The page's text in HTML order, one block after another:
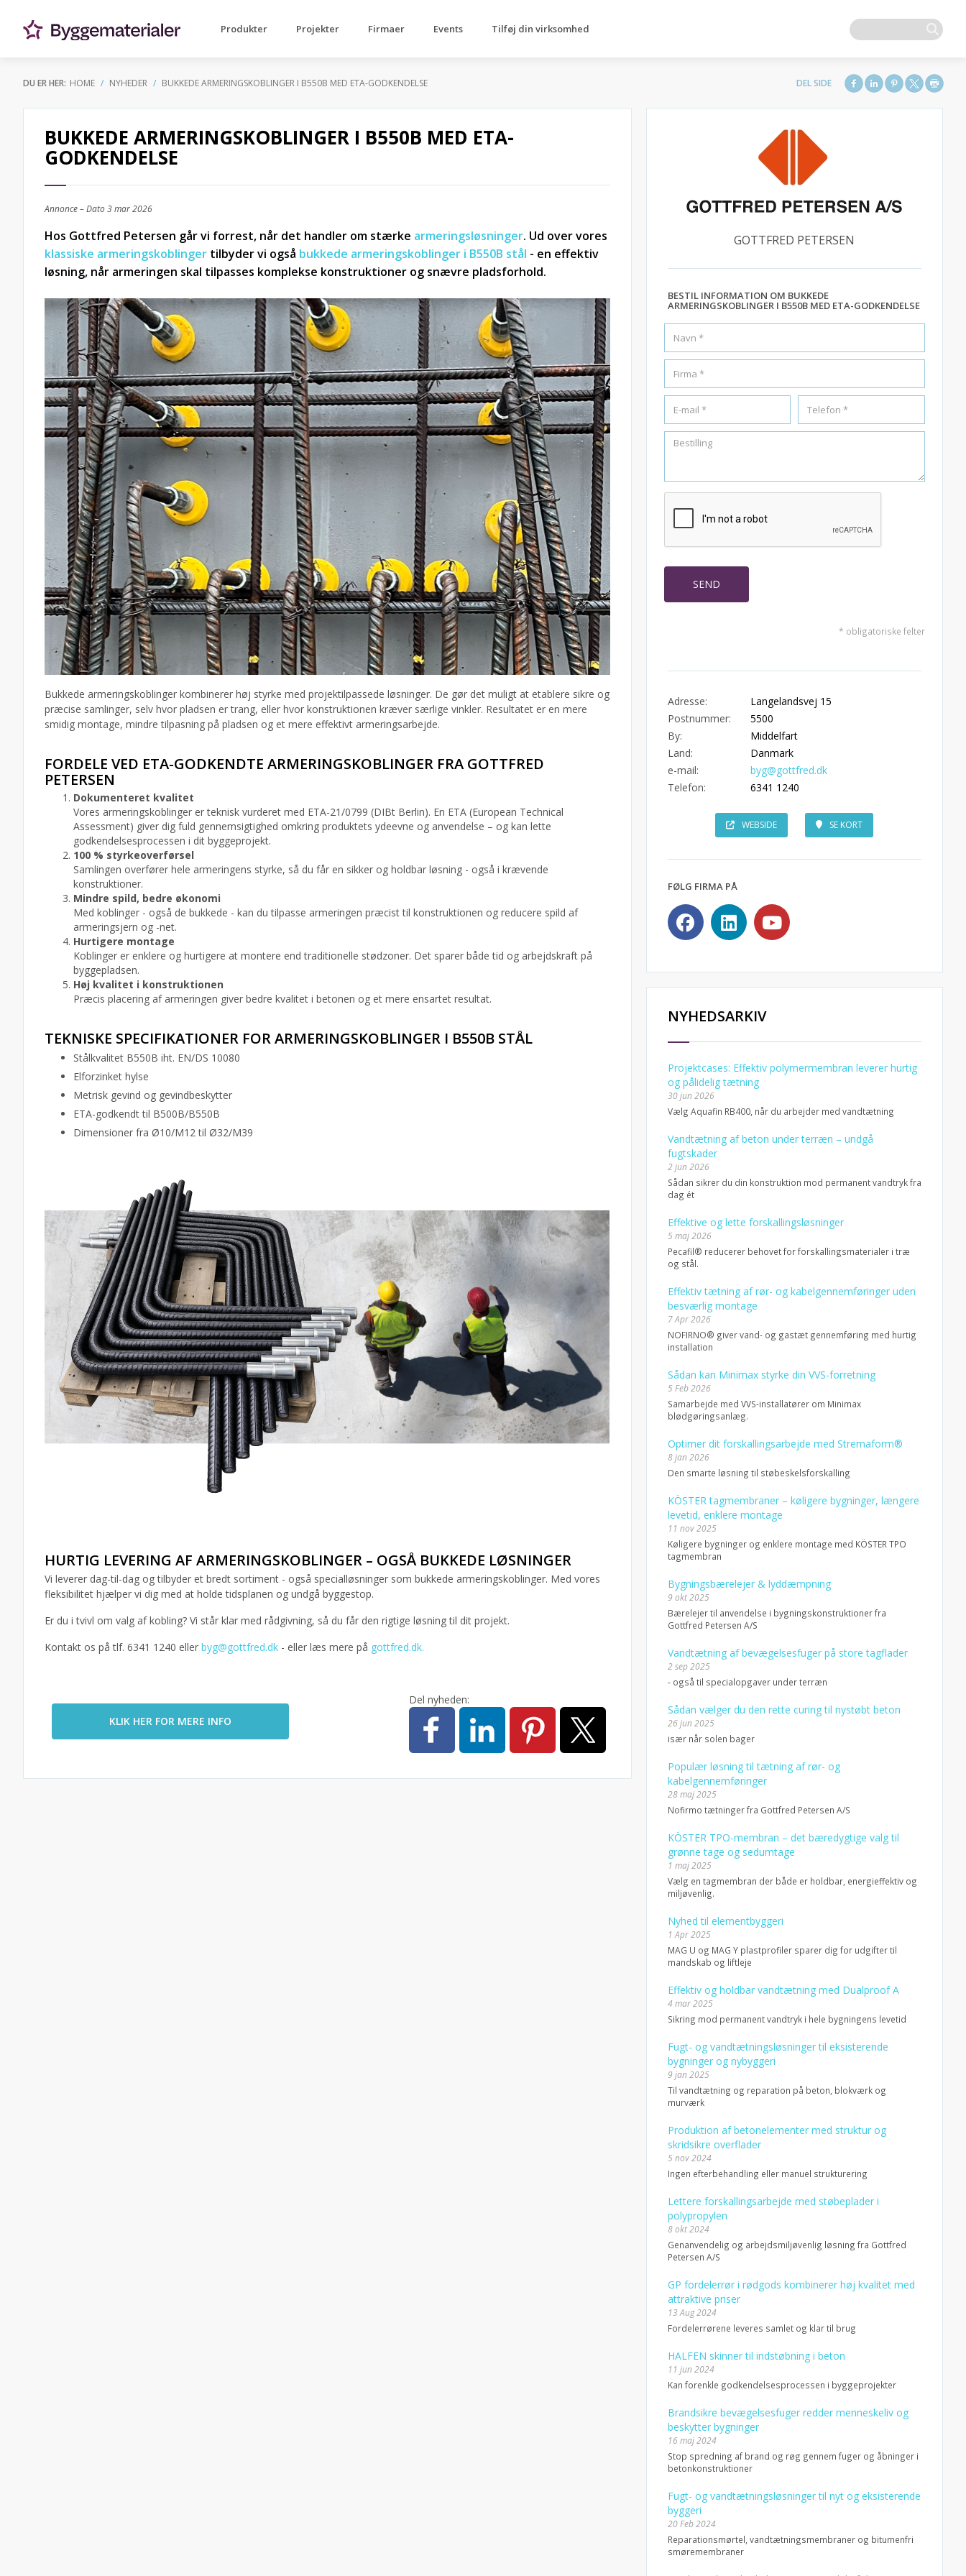
Produkter Projekter Firmaer Events Tilføj din virksomhed
DU ER HER: HOME NYHEDER BUKKEDE ARMERINGSKOBLINGER I B550B MED ETA-GODKENDELSE
BUKKEDE ARMERINGSKOBLINGER I B550B MED ETA-
GODKENDELSE
Annonce – Dato3 mar 2026
Hos Gottfred Petersen går vi forrest, når det handler om stærke armeringsløsninger. Ud over vores
klassiske armeringskoblinger tilbyder vi også bukkede armeringskoblinger i B550B stål - en effektiv
løsning, når armeringen skal tilpasses komplekse konstruktioner og snævre pladsforhold.
Bukkede armeringskoblinger kombinerer høj styrke med projektilpassede løsninger. De gør det muligt at etablere sikre og
præcise samlinger, selv hvor pladsen er trang, eller hvor konstruktionen kræver særlige vinkler. Resultatet er en mere
smidig montage, mindre tilpasning på pladsen og et mere effektivt armeringsarbejde.
FORDELE VED ETA-GODKENDTE ARMERINGSKOBLINGER FRA GOTTFRED
PETERSEN
Dokumenteret kvalitet
Vores armeringskoblinger er teknisk vurderet med ETA-21/0799 (DIBt Berlin). En ETA (European Technical
Assessment) giver dig fuld gennemsigtighed omkring produktets ydeevne og anvendelse – og kan lette
godkendelsesprocessen i dit byggeprojekt.
100 % styrkeoverførsel
Samlingen overfører hele armeringens styrke, så du får en sikker og holdbar løsning - også i krævende
konstruktioner.
Mindre spild, bedre økonomi
Med koblinger - også de bukkede - kan du tilpasse armeringen præcist til konstruktionen og reducere spild af
armeringsjern og -net.
Hurtigere montage
Koblinger er enklere og hurtigere at montere end traditionelle stødzoner. Det sparer både tid og arbejdskraft på
byggepladsen.
Høj kvalitet i konstruktionen
Præcis placering af armeringen giver bedre kvalitet i betonen og et mere ensartet resultat.
TEKNISKE SPECIFIKATIONER FOR ARMERINGSKOBLINGER I B550B STÅL
Stålkvalitet B550B iht. EN/DS 10080
Elforzinket hylse
Metrisk gevind og gevindbeskytter
ETA-godkendt til B500B/B550B
Dimensioner fra Ø10/M12 til Ø32/M39
HURTIG LEVERING AF ARMERINGSKOBLINGER – OGSÅ BUKKEDE LØSNINGER
Vi leverer dag-til-dag og tilbyder et bredt sortiment - også specialløsninger som bukkede armeringskoblinger. Med vores
fleksibilitet hjælper vi dig med at holde tidsplanen og undgå byggestop.
Er du i tvivl om valg af kobling? Vi står klar med rådgivning, så du får den rigtige løsning til dit projekt.
Kontakt os på tlf. 6341 1240 eller byg@gottfred.dk - eller læs mere på gottfred.dk.
KLIK HER FOR MERE INFO
Del nyheden:
GOTTFRED PETERSEN
BESTIL INFORMATION OM BUKKEDE
ARMERINGSKOBLINGER I B550B MED ETA-GODKENDELSE
* obligatoriske felter
Adresse:
Langelandsvej 15
Postnummer:
5500
By:
Middelfart
Land:
Danmark
e-mail:
byg@gottfred.dk
Telefon:
6341 1240
WEBSIDE SE KORT
FØLG FIRMA PÅ
NYHEDSARKIV
Projektcases: Effektiv polymermembran leverer hurtig
og pålidelig tætning
30 jun 2026
Vælg Aquafin RB400, når du arbejder med vandtætning
Vandtætning af beton under terræn – undgå
fugtskader
2 jun 2026
Sådan sikrer du din konstruktion mod permanent vandtryk fra
dag ét
Effektive og lette forskallingsløsninger
5 maj 2026
Pecafil® reducerer behovet for forskallingsmaterialer i træ
og stål.
Effektiv tætning af rør- og kabelgennemføringer uden
besværlig montage
7 Apr 2026
NOFIRNO® giver vand- og gastæt gennemføring med hurtig
installation
Sådan kan Minimax styrke din VVS-forretning
5 Feb 2026
Samarbejde med VVS-installatører om Minimax
blødgøringsanlæg.
Optimer dit forskallingsarbejde med Stremaform®
8 jan 2026
Den smarte løsning til støbeskelsforskalling
KÖSTER tagmembraner – køligere bygninger, længere
levetid, enklere montage
11 nov 2025
Køligere bygninger og enklere montage med KÖSTER TPO
tagmembran
Bygningsbærelejer & lyddæmpning
9 okt 2025
Bærelejer til anvendelse i bygningskonstruktioner fra
Gottfred Petersen A/S
Vandtætning af bevægelsesfuger på store tagflader
2 sep 2025
- også til specialopgaver under terræn
Sådan vælger du den rette curing til nystøbt beton
26 jun 2025
især når solen bager
Populær løsning til tætning af rør- og
kabelgennemføringer
28 maj 2025
Nofirmo tætninger fra Gottfred Petersen A/S
KÖSTER TPO-membran – det bæredygtige valg til
grønne tage og sedumtage
1 maj 2025
Vælg en tagmembran der både er holdbar, energieffektiv og
miljøvenlig.
Nyhed til elementbyggeri
1 Apr 2025
MAG U og MAG Y plastprofiler sparer dig for udgifter til
mandskab og liftleje
Effektiv og holdbar vandtætning med Dualproof A
4 mar 2025
Sikring mod permanent vandtryk i hele bygningens levetid
Fugt- og vandtætningsløsninger til eksisterende
bygninger og nybyggeri
9 jan 2025
Til vandtætning og reparation på beton, blokværk og
murværk
Produktion af betonelementer med struktur og
skridsikre overflader
5 nov 2024
Ingen efterbehandling eller manuel strukturering
Lettere forskallingsarbejde med støbeplader i
polypropylen
8 okt 2024
Genanvendelig og arbejdsmiljøvenlig løsning fra Gottfred
Petersen A/S
GP fordelerrør i rødgods kombinerer høj kvalitet med
attraktive priser
13 Aug 2024
Fordelerrørene leveres samlet og klar til brug
HALFEN skinner til indstøbning i beton
11 jun 2024
Kan forenkle godkendelsesprocessen i byggeprojekter
Brandsikre bevægelsesfuger redder menneskeliv og
beskytter bygninger
16 maj 2024
Stop spredning af brand og røg gennem fuger og åbninger i
betonkonstruktioner
Fugt- og vandtætningsløsninger til nyt og eksisterende
byggeri
20 Feb 2024
Reparationsmørtel, vandtætningsmembraner og bitumenfri
smøremembraner